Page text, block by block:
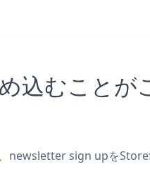
むことが
newsletter sign upを